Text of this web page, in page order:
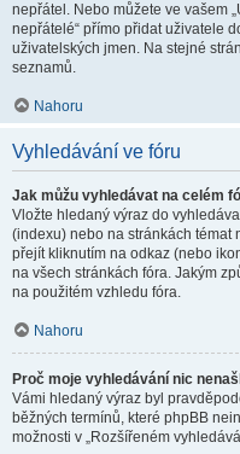
nepřátel. Nebo můžete ve vašem
nepřátelé“ přímo přidat uživatele
uživatelských jmen. Na stejné
seznamů.
Nahoru
Vyhledávání ve fóru
Jak můžu vyhledávat na celém
Vložte hledaný výraz do
(indexu) nebo na stránkách témat
přejít kliknutím na odkaz (nebo
na všech stránkách fóra. Jakým
na použitém vzhledu fóra.
Nahoru
Proč moje vyhledávání nic
Vámi hledaný výraz byl
běžných termínů, které phpBB
možnosti v „Rozšířeném